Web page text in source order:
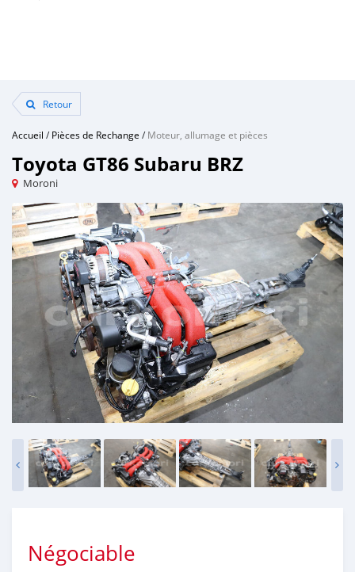
Retour
Accueil /Pièces de Rechange /Moteur, allumage et pièces
Toyota GT86 Subaru BRZ
Moroni
Négociable